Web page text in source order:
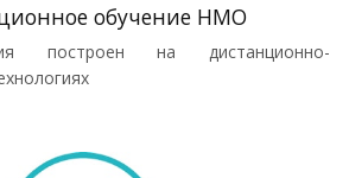
обучение НМО
построен на дистанционно-